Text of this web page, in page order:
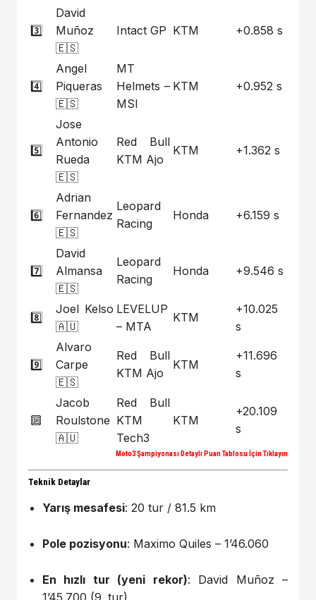
3️⃣
David
Muñoz
🇪🇸
Intact GP KTM +0.858 s
4️⃣
Angel
Piqueras
🇪🇸
MT
Helmets –
MSI
KTM +0.952 s
5️⃣
Jose
Antonio
Rueda
🇪🇸
Red Bull
KTM Ajo
KTM +1.362 s
6️⃣
Adrian
Fernandez
🇪🇸
Leopard
Racing
Honda +6.159 s
7️⃣
David
Almansa
🇪🇸
Leopard
Racing
Honda +9.546 s
8️⃣
Joel Kelso
🇦🇺
LEVELUP
– MTA
KTM
+10.025
s
9️⃣
Alvaro
Carpe
🇪🇸
Red Bull
KTM Ajo
KTM
+11.696
s
🔟
Jacob
Roulstone
🇦🇺
Red Bull
KTM
Tech3
KTM
+20.109
s
Moto3 Şampiyonası Detaylı Puan Tablosu İçin Tıklayın
Teknik Detaylar
Yarış mesafesi: 20 tur / 81.5 km
Pole pozisyonu: Maximo Quiles – 1’46.060
En hızlı tur (yeni rekor): David Muñoz –
1’45.700 (9. tur)